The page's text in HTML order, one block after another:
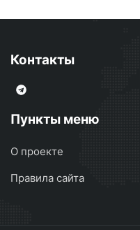
Контакты
Пункты меню
О проекте
Правила сайта